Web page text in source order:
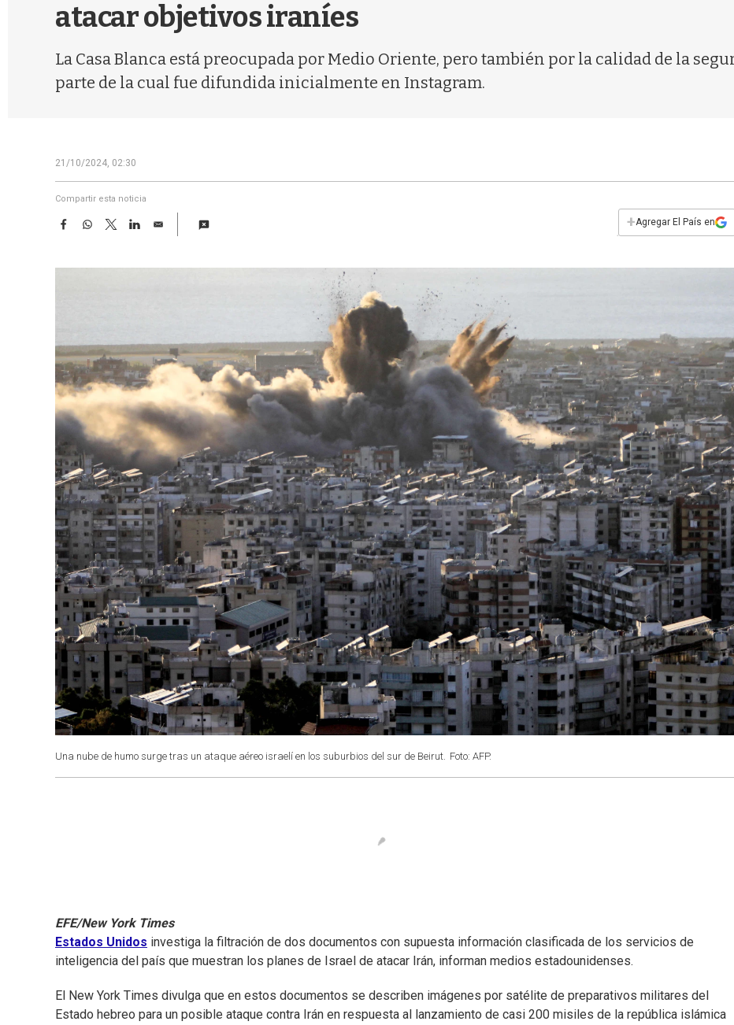
atacar objetivos iraníes
La Casa Blanca está preocupada por Medio Oriente, pero también por la calidad de la
parte de la cual fue difundida inicialmente en Instagram.
21/10/2024, 02:30
Compartir esta noticia
F
e
W
t
T
w
t
L
k
E
i
+Agregar El País en
Una nube de humo surge tras un ataque aéreo israelí en los suburbios del sur de Beirut. Foto: AFP.
EFE/New York Times
Estados Unidos investiga la filtración de dos documentos con supuesta información clasificada de los servicios de
inteligencia del país que muestran los planes de Israel de atacar Irán, informan medios estadounidenses.
El New York Times divulga que en estos documentos se describen imágenes por satélite de preparativos militares del
Estado hebreo para un posible ataque contra Irán en respuesta al lanzamiento de casi 200 misiles de la república islámica